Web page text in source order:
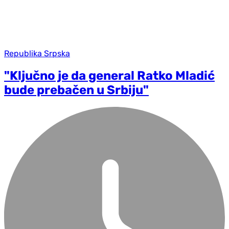
Republika Srpska
"Ključno je da general Ratko Mladić
bude prebačen u Srbiju"